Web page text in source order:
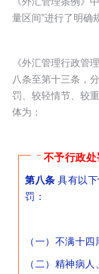
量区间”进行了明确
《外汇管理行政管
八条至第十三条，
罚、较轻情节、较
体为：
不予行政处
第八条 具有以
罚：
（一）不满十
（二）精神病